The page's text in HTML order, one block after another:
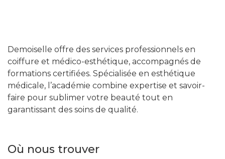
Demoiselle offre des services professionnels en
coiffure et médico-esthétique, accompagnés de
formations certifiées. Spécialisée en esthétique
médicale, l’académie combine expertise et savoir-
faire pour sublimer votre beauté tout en
garantissant des soins de qualité.
Où nous trouver